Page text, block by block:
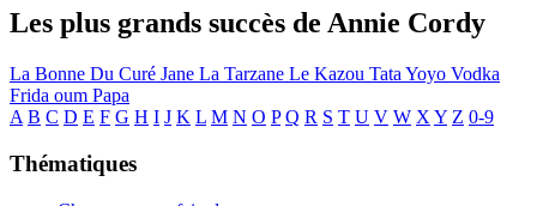
Les plus grands succès de Annie Cordy
La Bonne Du Curé Jane La Tarzane Le Kazou Tata Yoyo Vodka
Frida oum Papa
A B C D E F G H I J K L M N O P Q R S T U V W X Y Z 0-9
Thématiques